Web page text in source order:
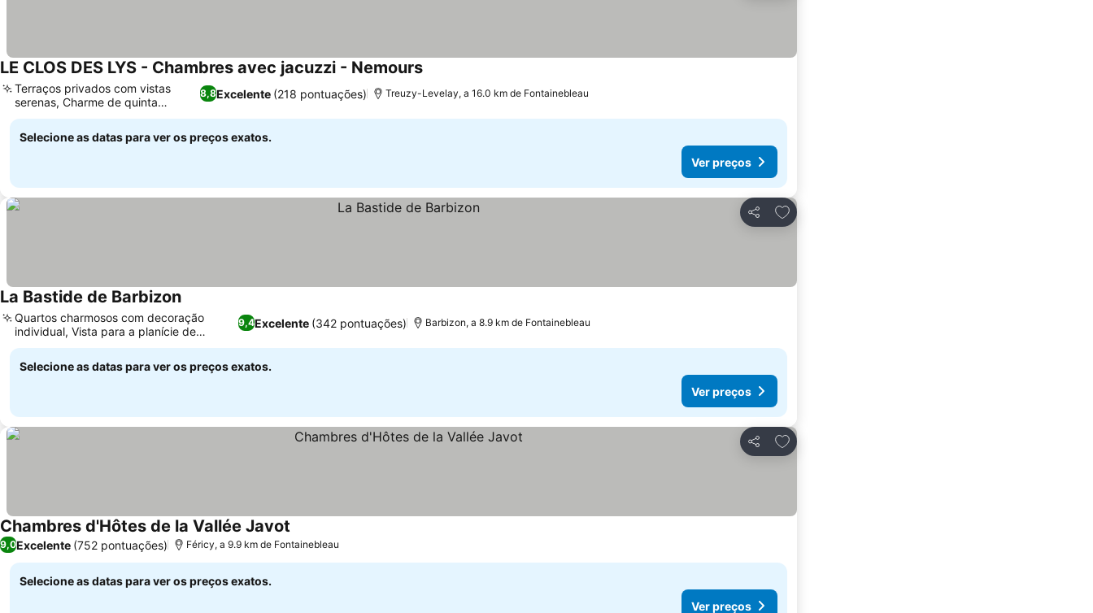
LE CLOS DES LYS - Chambres avec jacuzzi - Nemours
8,8Excelente (218 pontuações)
Terraços privados com vistas
serenas, Charme de quinta
renovada
Treuzy-Levelay, a 16.0 km de Fontainebleau
Selecione as datas para ver os preços exatos.
Ver preços
Partilhar
Adicionar aos favoritos
La Bastide de Barbizon
9,4Excelente (342 pontuações)
Quartos charmosos com decoração
individual, Vista para a planície de
'Angelus' de Millet
Barbizon, a 8.9 km de Fontainebleau
Selecione as datas para ver os preços exatos.
Ver preços
Partilhar
Adicionar aos favoritos
Chambres d'Hôtes de la Vallée Javot
9,0Excelente (752 pontuações) Féricy, a 9.9 km de Fontainebleau
Selecione as datas para ver os preços exatos.
Ver preços